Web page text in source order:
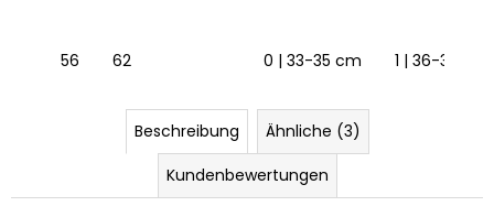
56 62 0 | 33-35 cm 1 | 36-38 cm
Beschreibung
Ähnliche (3)
Kundenbewertungen